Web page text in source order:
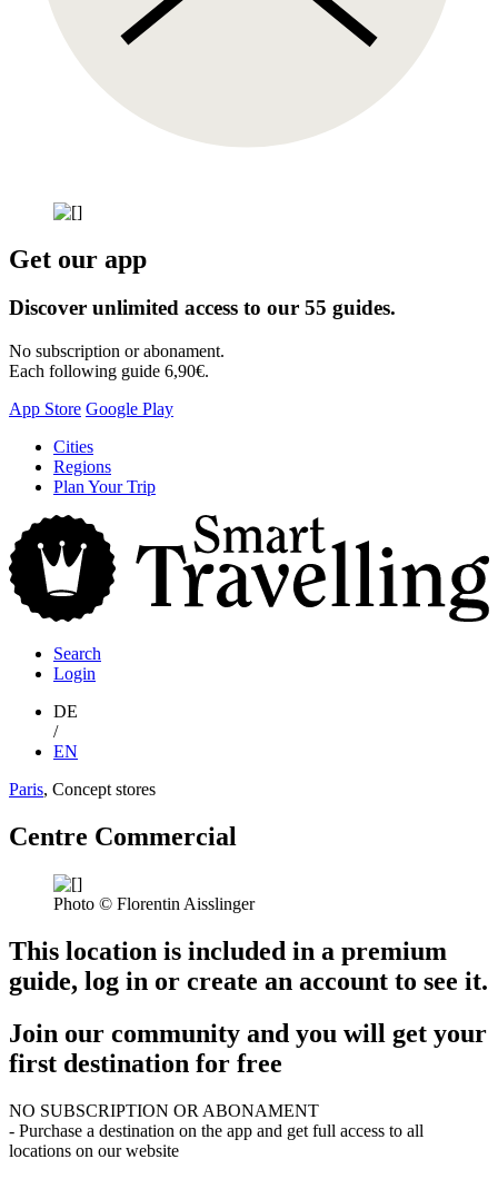
Get our app
Discover unlimited access to our 55 guides.
No subscription or abonament.
Each following guide 6,90€.
App Store Google Play
Skip
content
Cities
Regions
Plan Your Trip
Search
Login
DE
/
EN
Paris, Concept stores
Centre Commercial
Photo © Florentin Aisslinger
This location is included in a premium
guide, log in or create an account to see it.
Join our community and you will get your
first destination for free
NO SUBSCRIPTION OR ABONAMENT
- Purchase a destination on the app and get full access to all
locations on our website